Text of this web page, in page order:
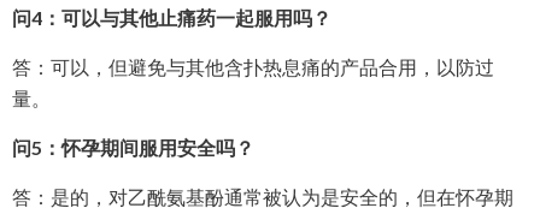
问4：可以与其他止痛药一起服用吗？
答：可以，但避免与其他含扑热息痛的产品合用，以防过
量。
问5：怀孕期间服用安全吗？
答：是的，对乙酰氨基酚通常被认为是安全的，但在怀孕期